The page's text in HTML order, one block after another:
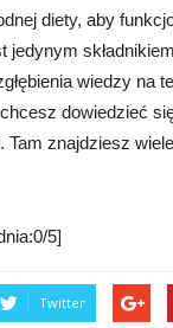
diety, aby
wiedzy na
dowiedzieć
Tam znajdziesz
5]
Twitter